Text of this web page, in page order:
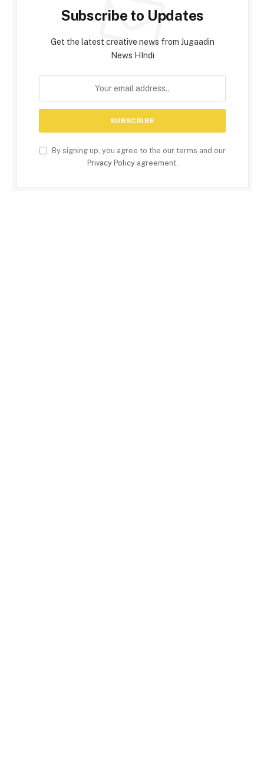
Subscribe to Updates
Get the latest creative news from Jugaadin
News HIndi
By signing up, you agree to the our terms and our
Privacy Policyagreement.